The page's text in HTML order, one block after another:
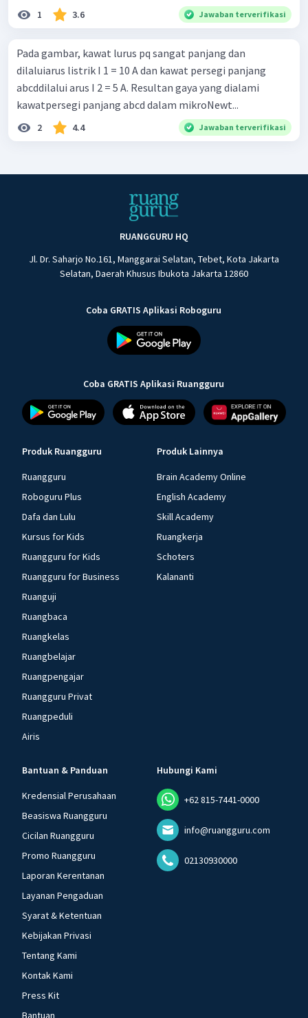
1 3.6 Jawaban terverifikasi
Pada gambar, kawat lurus pq sangat panjang dan
dilaluiarus listrik I 1 = 10 A dan kawat persegi panjang
abcddilalui arus I 2 = 5 A. Resultan gaya yang dialami
kawatpersegi panjang abcd dalam mikroNewt...
2 4.4 Jawaban terverifikasi
RUANGGURU HQ
Jl. Dr. Saharjo No.161, Manggarai Selatan, Tebet, Kota Jakarta
Selatan, Daerah Khusus Ibukota Jakarta 12860
Coba GRATIS Aplikasi Roboguru
Coba GRATIS Aplikasi Ruangguru
Produk Ruangguru
Ruangguru
Roboguru Plus
Dafa dan Lulu
Kursus for Kids
Ruangguru for Kids
Ruangguru for Business
Ruanguji
Ruangbaca
Ruangkelas
Ruangbelajar
Ruangpengajar
Ruangguru Privat
Ruangpeduli
Airis
Produk Lainnya
Brain Academy Online
English Academy
Skill Academy
Ruangkerja
Schoters
Kalananti
Bantuan & Panduan
Kredensial Perusahaan
Beasiswa Ruangguru
Cicilan Ruangguru
Promo Ruangguru
Laporan Kerentanan
Layanan Pengaduan
Syarat & Ketentuan
Kebijakan Privasi
Tentang Kami
Kontak Kami
Press Kit
Bantuan
Hubungi Kami
+62 815-7441-0000
info@ruangguru.com
02130930000